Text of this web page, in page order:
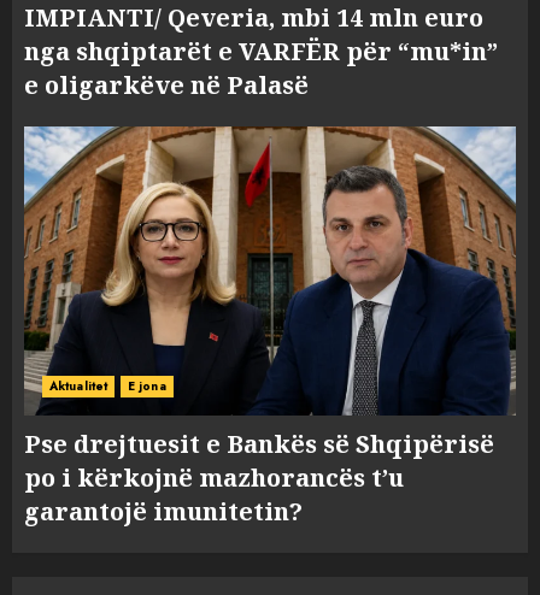
IMPIANTI/ Qeveria, mbi 14 mln euro
nga shqiptarët e VARFËR për “mu*in”
e oligarkëve në Palasë
Aktualitet E jona
Pse drejtuesit e Bankës së Shqipërisë
po i kërkojnë mazhorancës t’u
garantojë imunitetin?